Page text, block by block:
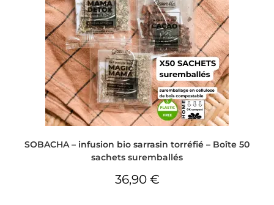
SOBACHA – infusion bio sarrasin torréfié – Boîte 50
sachets suremballés
36,90 €